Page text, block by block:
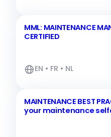
MML: MAINTENANCE
CERTIFIED
EN • FR • NL
MAINTENANCE BEST
your maintenance